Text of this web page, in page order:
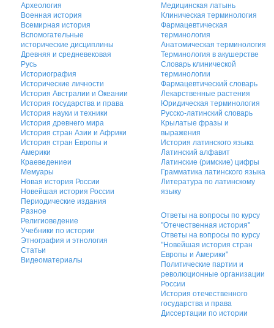
Археология
Военная история
Всемирная история
Вспомогательные
исторические дисциплины
Древняя и средневековая
Русь
Историография
Исторические личности
История Австралии и Океании
История государства и права
История науки и техники
История древнего мира
История стран Азии и Африки
История стран Европы и
Америки
Краеведениеи
Мемуары
Новая история России
Новейшая история России
Периодические издания
Разное
Религиоведение
Учебники по истории
Этнография и этнология
Статьи
Видеоматериалы
Медицинская латынь
Клиническая терминология
Фармацевтическая
терминология
Анатомическая терминология
Терминология в акушерстве
Словарь клинической
терминологии
Фармацевтический словарь
Лекарственные растения
Юридическая терминология
Русско-латинский словарь
Крылатые фразы и
выражения
История латинского языка
Латинский алфавит
Латинские (римские) цифры
Грамматика латинского языка
Литература по латинскому
языку
Ответы на вопросы по курсу
"Отечественная история"
Ответы на вопросы по курсу
"Новейшая история стран
Европы и Америки"
Политические партии и
революционные организации
России
История отечественного
государства и права
Диссертации по истории